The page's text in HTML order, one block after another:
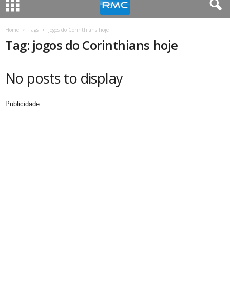
Home Tags Jogos do Corinthians hoje
Tag: jogos do Corinthians hoje
No posts to display
Publicidade: